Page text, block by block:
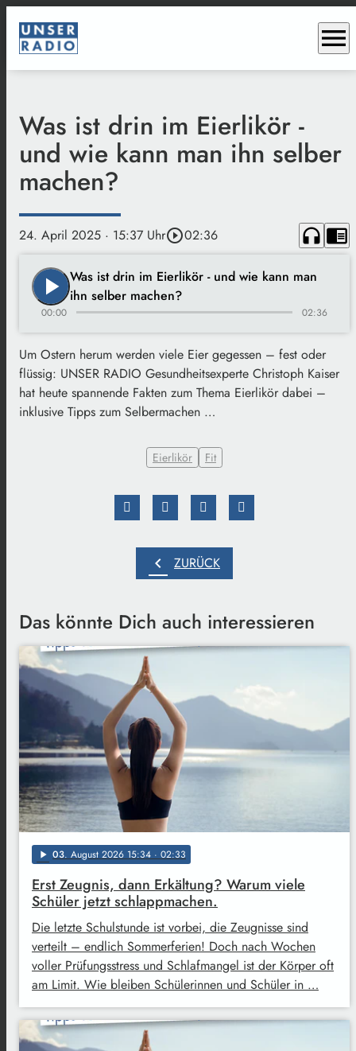
menu
Was ist drin im Eierlikör -
und wie kann man ihn selber
machen?
24. April 2025 · 15:37 Uhrplay_circle_outline02:36 headphones chrome_reader_mode
play_arrow
Was ist drin im Eierlikör - und wie kann man
ihn selber machen?
00:00 02:36
Um Ostern herum werden viele Eier gegessen – fest oder
flüssig: UNSER RADIO Gesundheitsexperte Christoph Kaiser
hat heute spannende Fakten zum Thema Eierlikör dabei –
inklusive Tipps zum Selbermachen …
Eierlikör Fit
chevron_left ZURÜCK
Das könnte Dich auch interessieren
play_arrow 03. August 2026 15:34 · 02:33
Erst Zeugnis, dann Erkältung? Warum viele
Schüler jetzt schlappmachen.
Die letzte Schulstunde ist vorbei, die Zeugnisse sind
verteilt – endlich Sommerferien! Doch nach Wochen
voller Prüfungsstress und Schlafmangel ist der Körper oft
am Limit. Wie bleiben Schülerinnen und Schüler in …